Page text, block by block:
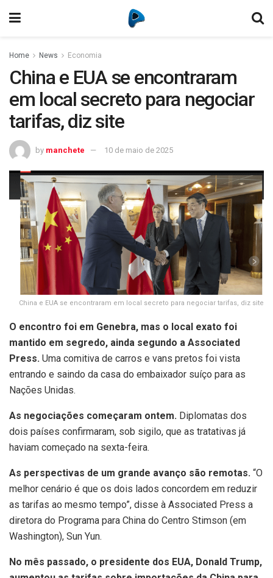
Home News Economia
China e EUA se encontraram
em local secreto para negociar
tarifas, diz site
by manchete 10 de maio de 2025
China e EUA se encontraram em local secreto para negociar tarifas, diz site
O encontro foi em Genebra, mas o local exato foi
mantido em segredo, ainda segundo a Associated
Press. Uma comitiva de carros e vans pretos foi vista
entrando e saindo da casa do embaixador suíço para as
Nações Unidas.
As negociações começaram ontem. Diplomatas dos
dois países confirmaram, sob sigilo, que as tratativas já
haviam começado na sexta-feira.
As perspectivas de um grande avanço são remotas. “O
melhor cenário é que os dois lados concordem em reduzir
as tarifas ao mesmo tempo”, disse à Associated Press a
diretora do Programa para China do Centro Stimson (em
Washington), Sun Yun.
No mês passado, o presidente dos EUA, Donald Trump,